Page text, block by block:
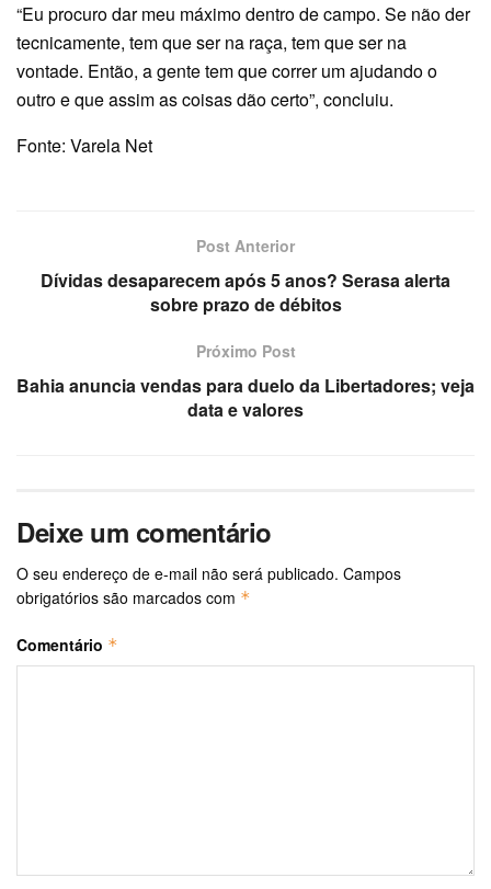
“Eu procuro dar meu máximo dentro de campo. Se não der
tecnicamente, tem que ser na raça, tem que ser na
vontade. Então, a gente tem que correr um ajudando o
outro e que assim as coisas dão certo”, concluiu.
Fonte: Varela Net
Post Anterior
Dívidas desaparecem após 5 anos? Serasa alerta
sobre prazo de débitos
Próximo Post
Bahia anuncia vendas para duelo da Libertadores; veja
data e valores
Deixe um comentário
O seu endereço de e-mail não será publicado. Campos
obrigatórios são marcados com *
Comentário *